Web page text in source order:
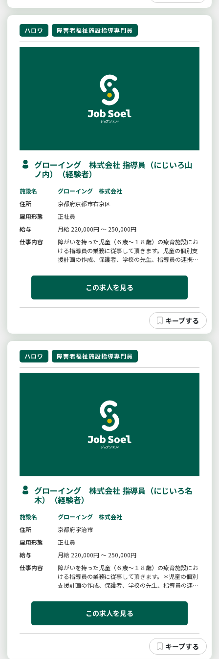
ハロワ 障害者福祉施設指導専門員
グローイング 株式会社 指導員（にじいろ山
ノ内）（経験者）
施設名
グローイング 株式会社
住所
京都府京都市右京区
雇用形態
正社員
給与
月給 220,000円 ～ 250,000円
仕事内容
障がいを持った児童（６歳〜１８歳）の療育施設にお
ける指導員の業務に従事して頂きます。児童の個別支
援計画の作成、保護者、学校の先生、指導員の連携が
ゴン車）※この求人票を見て頂いたのも何かの縁で
す。一度お気軽にお問い合わせください。変更範囲：
この求人を見る
ハロワ 障害者福祉施設指導専門員
グローイング 株式会社 指導員（にじいろ名
木）（経験者）
施設名
グローイング 株式会社
住所
京都府宇治市
雇用形態
正社員
給与
月給 220,000円 ～ 250,000円
仕事内容
障がいを持った児童（６歳〜１８歳）の療育施設にお
ける指導員の業務に従事して頂きます。＊児童の個別
支援計画の作成、保護者、学校の先生、指導員の連携
りワゴン車）※この求人を見て頂いたのも何かの縁で
す。ぜひ一度お気軽にお問い合わせ下さい。変更範
この求人を見る